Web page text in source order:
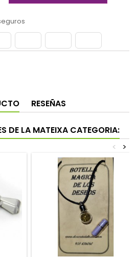
RESEÑAS
DE LA MATEIXA CATEGORIA:
>
<